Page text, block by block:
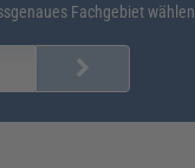
Fachgebiet wählen